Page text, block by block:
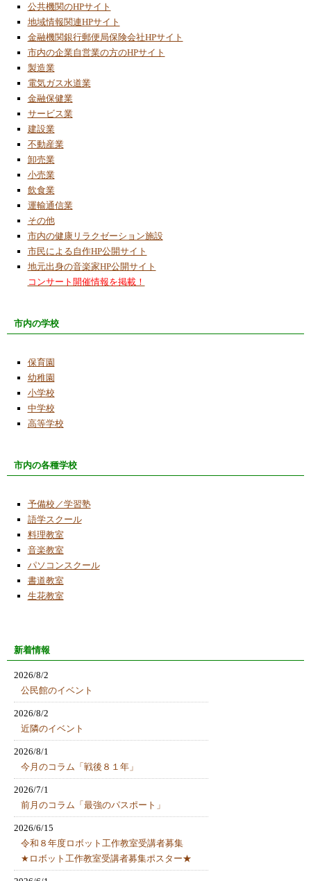
公共機関のHPサイト
地域情報関連HPサイト
金融機関銀行郵便局保険会社HPサイト
市内の企業自営業の方のHPサイト
製造業
電気ガス水道業
金融保健業
サービス業
建設業
不動産業
卸売業
小売業
飲食業
運輸通信業
その他
市内の健康リラクゼーション施設
市民による自作HP公開サイト
地元出身の音楽家HP公開サイト
コンサート開催情報を掲載！
市内の学校
保育園
幼稚園
小学校
中学校
高等学校
市内の各種学校
予備校／学習塾
語学スクール
料理教室
音楽教室
パソコンスクール
書道教室
生花教室
新着情報
2026/8/2
公民館のイベント
2026/8/2
近隣のイベント
2026/8/1
今月のコラム「戦後８１年」
2026/7/1
前月のコラム「最強のパスポート」
2026/6/15
令和８年度ロボット工作教室受講者募集
★ロボット工作教室受講者募集ポスター★